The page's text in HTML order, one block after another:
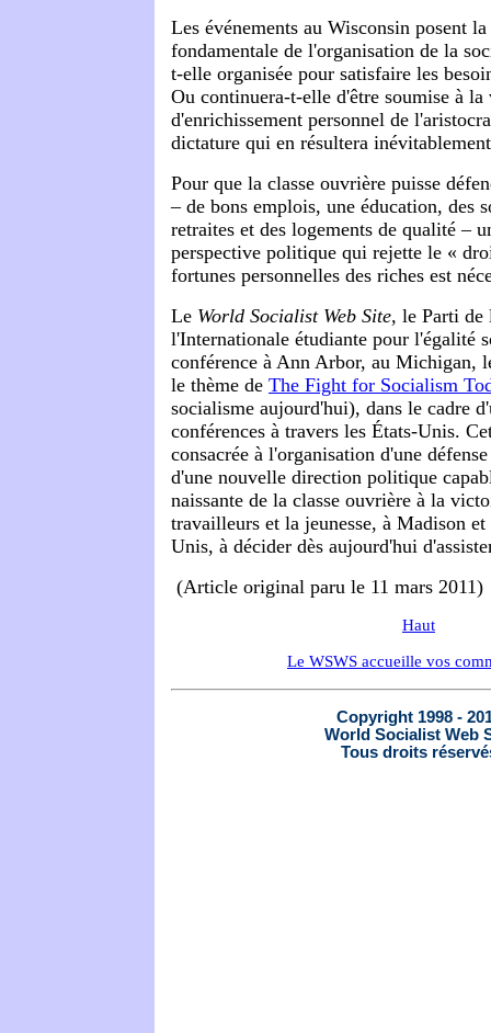
Les événements au Wisconsin posent
fondamentale de l'organisation de la
t-elle organisée pour satisfaire les
Ou continuera-t-elle d'être soumise à la
d'enrichissement personnel de
dictature qui en résultera
Pour que la classe ouvrière puisse
– de bons emplois, une éducation, des
retraites et des logements de qualité –
perspective politique qui rejette le «
fortunes personnelles des riches est
Le World Socialist Web Site, le Parti de
l'Internationale étudiante pour l'égalité
conférence à Ann Arbor, au Michigan,
le thème de The Fight for Socialism
socialisme aujourd'hui), dans le cadre
conférences à travers les États-Unis.
consacrée à l'organisation d'une
d'une nouvelle direction politique
naissante de la classe ouvrière à la
travailleurs et la jeunesse, à Madison
Unis, à décider dès aujourd'hui
(Article original paru le 11 mars 2011)
Haut
Le WSWS accueille vos
Copyright 1998 -
World Socialist Web
Tous droits